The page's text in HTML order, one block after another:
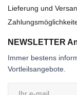
Lieferung und
NEWSLETTER
Immer bestens
Vortleilsangebote.